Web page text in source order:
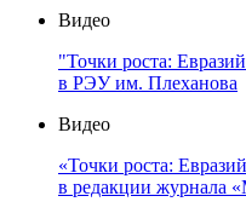
Видео
"Точки роста:
в РЭУ им. Плеханова
Видео
«Точки роста:
в редакции журнала